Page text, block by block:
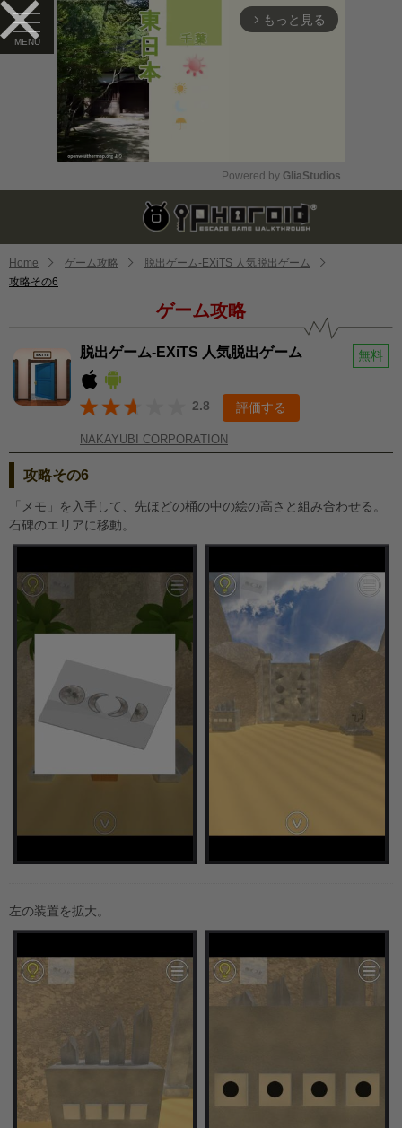
arrow_forward_ios もっと見る
Mute
Powered by GliaStudios
Home ゲーム攻略
脱出ゲーム-EXiTS 人気脱出ゲーム
攻略その6
ゲーム攻略
脱出ゲーム-EXiTS 人気脱出ゲーム 無料
2.8 評価する
NAKAYUBI CORPORATION
攻略その6
「メモ」を入手して、先ほどの桶の中の絵の高さと組み合わせる。
石碑のエリアに移動。
左の装置を拡大。